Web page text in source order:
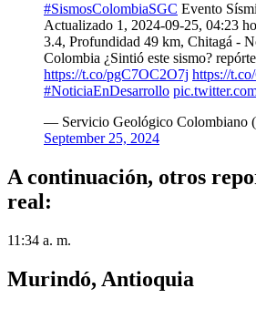
#SismosColombiaSGC Evento
Actualizado 1, 2024-09-25, 04:23
3.4, Profundidad 49 km, Chitagá -
Colombia ¿Sintió este sismo?
https://t.co/pgC7OC2O7j https://
#NoticiaEnDesarrollo
— Servicio Geológico Colombiano
September 25, 2024
A continuación, otros
real:
11:34 a. m.
Murindó, Antioquia